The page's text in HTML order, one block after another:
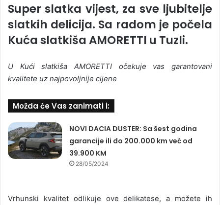
Super slatka vijest, za sve ljubitelje
slatkih delicija. Sa radom je počela
Kuća slatkiša AMORETTI u Tuzli.
U Kući slatkiša AMORETTI očekuje vas garantovani
kvalitete uz najpovoljnije cijene
Možda će Vas zanimati i:
NOVI DACIA DUSTER: Sa šest godina
garancije ili do 200.000 km već od
39.900 KM
28/05/2024
Vrhunski kvalitet odlikuje ove delikatese, a možete ih